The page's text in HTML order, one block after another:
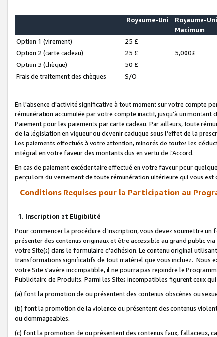
Royaume-Uni
Royaume-Uni
Maximum
Option 1 (virement)
25 £
Option 2 (carte cadeau)
25 £
5,000£
Option 3 (chèque)
50 £
Frais de traitement des chèques
S/O
En l'absence d'activité significative à tout moment sur votre compte
rémunération accumulée par votre compte inactif, jusqu'à un montant
Paiement pour les paiements par carte cadeau. Par ailleurs, toute
de la législation en vigueur ou devenir caduque sous l’effet de la
Les paiements effectués à votre attention, minorés de toutes les
intégral en votre faveur des montants dus en vertu de l'Accord.
En cas de paiement excédentaire effectué en votre faveur pour
perçu lors du versement de toute rémunération ultérieure qui vous est
Conditions Requises pour la Participation au
1. Inscription et Eligibilité
Pour commencer la procédure d’inscription, vous devez soumettre
présenter des contenus originaux et être accessible au grand public
votre Site(s) dans le formulaire d’adhésion. Le contenu original
transformations significatifs de tout matériel que vous incluez. Nous
votre Site s'avère incompatible, il ne pourra pas rejoindre le
Publicitaire de Produits. Parmi les Sites incompatibles figurent ceux
(a) font la promotion de ou présentent des contenus obscènes ou
(b) font la promotion de la violence ou présentent des contenus
ou dommageables,
(c) font la promotion de ou présentent des contenus faux, fallacieux,